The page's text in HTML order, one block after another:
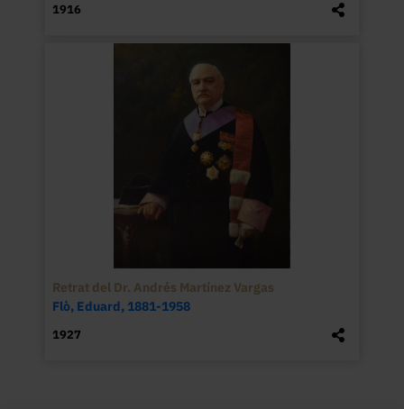
1916
Retrat del Dr. Andrés Martínez Vargas
Flò, Eduard, 1881-1958
1927